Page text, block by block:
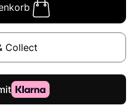
Collect